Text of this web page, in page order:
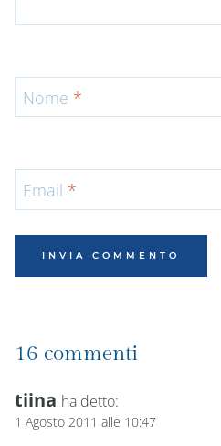
Nome *
Email *
16 commenti
tiina ha detto:
1 Agosto 2011 alle 10:47